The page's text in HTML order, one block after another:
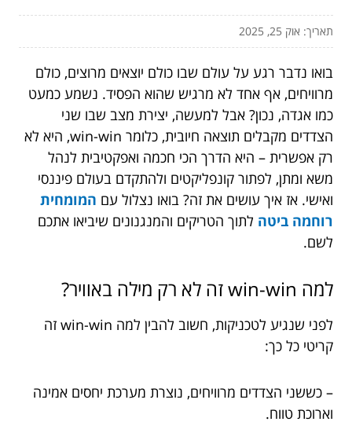
תאריך: אוק 25, 2025
בואו נדבר רגע על עולם שבו כולם יוצאים מרוצים, כולם
מרוויחים, אף אחד לא מרגיש שהוא הפסיד. נשמע כמעט
כמו אגדה, נכון? אבל למעשה, יצירת מצב שבו שני
הצדדים מקבלים תוצאה חיובית, כלומר win-win, היא לא
רק אפשרית – היא הדרך הכי חכמה ואפקטיבית לנהל
משא ומתן, לפתור קונפליקטים ולהתקדם בעולם פיננסי
ואישי. אז איך עושים את זה? בואו נצלול עם המומחית
רוחמה ביטה לתוך הטריקים והמנגנונים שיביאו אתכם
לשם.
למה win-win זה לא רק מילה באוויר?
לפני שנגיע לטכניקות, חשוב להבין למה win-win זה
קריטי כל כך:
– כששני הצדדים מרוויחים, נוצרת מערכת יחסים אמינה
וארוכת טווח.